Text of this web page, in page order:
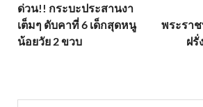
ด่วน!! กระบะประสานงา
เต็มๆ ดับคาที่ 6 เด็กสุดหนู
น้อยวัย 2 ขวบ
พระรา
ฝรั่